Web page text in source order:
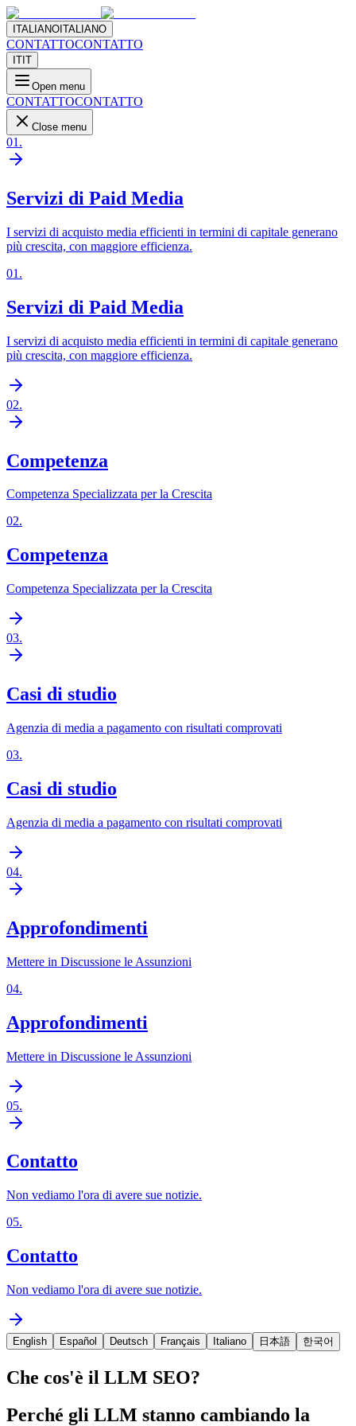
ITALIANO ITALIANO
CONTATTOCONTATTO
IT IT
Open menu
CONTATTOCONTATTO
Close menu
01 .
Servizi di Paid Media
I servizi di acquisto media efficienti in termini di capitale generano
più crescita, con maggiore efficienza.
01 .
Servizi di Paid Media
I servizi di acquisto media efficienti in termini di capitale generano
più crescita, con maggiore efficienza.
02.
Competenza
Competenza Specializzata per la Crescita
02.
Competenza
Competenza Specializzata per la Crescita
03.
Casi di studio
Agenzia di media a pagamento con risultati comprovati
03.
Casi di studio
Agenzia di media a pagamento con risultati comprovati
04.
Approfondimenti
Mettere in Discussione le Assunzioni
04.
Approfondimenti
Mettere in Discussione le Assunzioni
05.
Contatto
Non vediamo l'ora di avere sue notizie.
05.
Contatto
Non vediamo l'ora di avere sue notizie.
English Español Deutsch Français Italiano 日本語 한국어
Che cos'è il LLM SEO?
Perché gli LLM stanno cambiando la